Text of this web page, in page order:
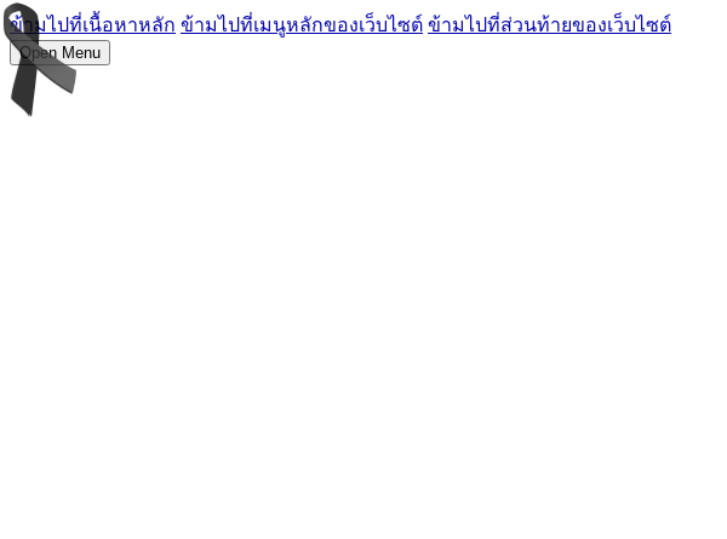
ข้ามไปที่เนื้อหาหลัก ข้ามไปที่เมนูหลักของเว็บไซต์ ข้ามไปที่ส่วนท้ายของเว็บไซต์
Open Menu